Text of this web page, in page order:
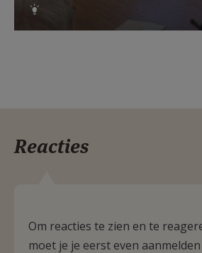
Reacties
Om reacties te zien en te
moet je je eerst even